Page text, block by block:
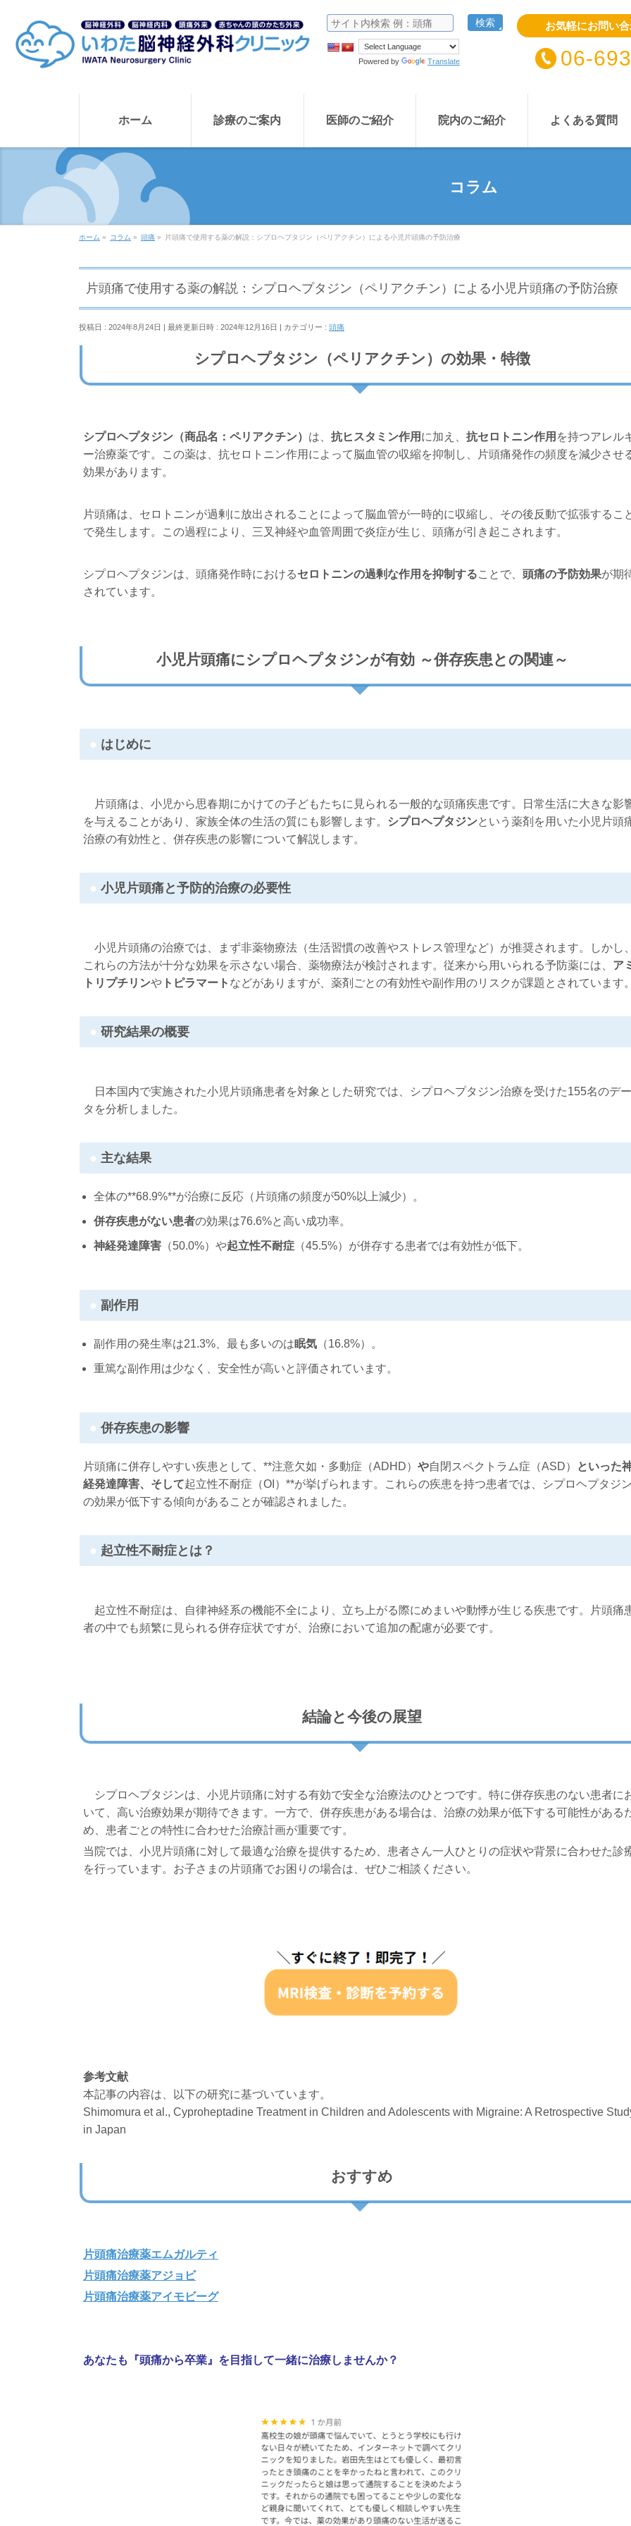
Powered by Translate
お気軽にお問い
06-
ホーム 診療のご案内 医師のご紹介 院内のご紹介 よくある質問
コラム
ホーム » コラム » 頭痛 » 片頭痛で使用する薬の解説：シプロヘプタジン（ペリアクチン）による小児片頭痛の予防治療
片頭痛で使用する薬の解説：シプロヘプタジン（ペリアクチン）による小児片頭痛の予防治療
投稿日 : 2024年8月24日 最終更新日時 : 2024年12月16日 カテゴリー : 頭痛
シプロヘプタジン（ペリアクチン）の効果・特徴
シプロヘプタジン（商品名：ペリアクチン） は、 抗ヒスタミン作用 に加え、 抗セロトニン作用 を持つアレル
ー治療薬です。この薬は、抗セロトニン作用によって脳血管の収縮を抑制し、片頭痛発作の頻度を減少させ
効果があります。
片頭痛は、セロトニンが過剰に放出されることによって脳血管が一時的に収縮し、その後反動で拡張するこ
で発生します。この過程により、三叉神経や血管周囲で炎症が生じ、頭痛が引き起こされます。
シプロヘプタジンは、頭痛発作時におけるセロトニンの過剰な作用を抑制することで、 頭痛の予防効果が期
されています。
小児片頭痛にシプロヘプタジンが有効 ～併存疾患との関連～
はじめに
片頭痛は、小児から思春期にかけての子どもたちに見られる一般的な頭痛疾患です。日常生活に大きな影
を与えることがあり、家族全体の生活の質にも影響します。
シプロヘプタジンという薬剤を用いた小児片頭
治療の有効性と、併存疾患の影響について解説します。
小児片頭痛と予防的治療の必要性
小児片頭痛の治療では、まず非薬物療法（生活習慣の改善やストレス管理など）が推奨されます。しかし
これらの方法が十分な効果を示さない場合、薬物療法が検討されます。従来から用いられる予防薬には、 ア
トリプチリンや トピラマート などがありますが、薬剤ごとの有効性や副作用のリスクが課題とされています
研究結果の概要
日本国内で実施された小児片頭痛患者を対象とした研究では、シプロヘプタジン治療を受けた155名のデー
タを分析しました。
主な結果
全体の**68.9%**が治療に反応（片頭痛の頻度が50%以上減少）。
併存疾患がない患者の効果は76.6%と高い成功率。
神経発達障害 （50.0%）や起立性不耐症 （45.5%）が併存する患者では有効性が低下。
副作用
副作用の発生率は21.3%、最も多いのは眠気 （16.8%）。
重篤な副作用は少なく、安全性が高いと評価されています。
併存疾患の影響
片頭痛に併存しやすい疾患として、**注意欠如・多動症（ADHD） や自閉スペクトラム症（ASD）
といった
経発達障害、そして起立性不耐症（OI）**が挙げられます。これらの疾患を持つ患者では、シプロヘプタジ
の効果が低下する傾向があることが確認されました。
起立性不耐症とは？
起立性不耐症は、自律神経系の機能不全により、立ち上がる際にめまいや動悸が生じる疾患です。片頭痛
者の中でも頻繁に見られる併存症状ですが、治療において追加の配慮が必要です。
結論と今後の展望
シプロヘプタジンは、小児片頭痛に対する有効で安全な治療法のひとつです。特に併存疾患のない患者に
いて、高い治療効果が期待できます。一方で、併存疾患がある場合は、治療の効果が低下する可能性がある
め、患者ごとの特性に合わせた治療計画が重要です。
当院では、小児片頭痛に対して最適な治療を提供するため、患者さん一人ひとりの症状や背景に合わせた診
を行っています。お子さまの片頭痛でお困りの場合は、ぜひご相談ください。
参考文献
本記事の内容は、以下の研究に基づいています。
Shimomura et al., Cyproheptadine Treatment in Children and Adolescents with Migraine: A Retrospective
in Japan
おすすめ
片頭痛治療薬エムガルティ
片頭痛治療薬アジョビ
片頭痛治療薬アイモビーグ
あなたも『頭痛から卒業』を目指して一緒に治療しませんか？